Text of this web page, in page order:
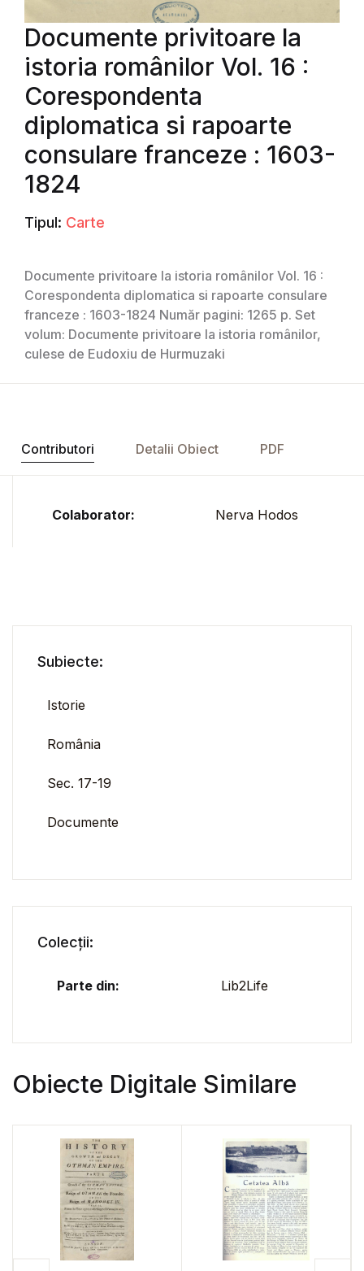
Documente privitoare la
istoria românilor Vol. 16 :
Corespondenta
diplomatica si rapoarte
consulare franceze : 1603-
1824
Tipul: Carte
Documente privitoare la istoria românilor Vol. 16 :
Corespondenta diplomatica si rapoarte consulare
franceze : 1603-1824 Număr pagini: 1265 p. Set
volum: Documente privitoare la istoria românilor,
culese de Eudoxiu de Hurmuzaki
Contributori Detalii Obiect PDF
Colaborator: Nerva Hodos
Subiecte:
Istorie
România
Sec. 17-19
Documente
Colecții:
Parte din: Lib2Life
Obiecte Digitale Similare